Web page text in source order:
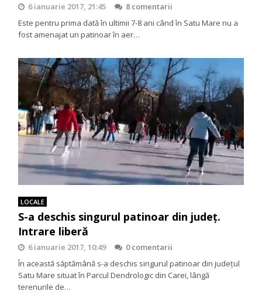
6 ianuarie 2017, 21:45
8 comentarii
Este pentru prima dată în ultimii 7-8 ani când în Satu Mare nu a
fost amenajat un patinoar în aer…
LOCALE
S-a deschis singurul patinoar din județ.
Intrare liberă
6 ianuarie 2017, 10:49
0 comentarii
În această săptămână s-a deschis singurul patinoar din județul
Satu Mare situat în Parcul Dendrologic din Carei, lângă
terenurile de…